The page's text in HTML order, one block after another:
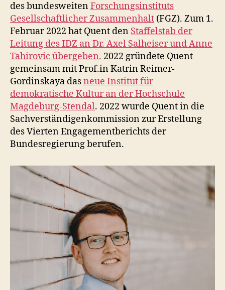
des bundesweitenForschungsinstituts
Gesellschaftlicher Zusammenhalt (FGZ). Zum 1.
Februar 2022 hat Quent den Staffelstab der
Leitung des IDZ an Dr. Axel Salheiserund Anne
Tahirovic übergeben. 2022 gründete Quent
gemeinsam mit Prof.in Katrin Reimer-
Gordinskaya dasneue Institut für
demokratische Kultur an der Hochschule
Magdeburg-Stendal. 2022 wurde Quent in die
Sachverständigenkommission zur Erstellung
des Vierten Engagementberichts der
Bundesregierung berufen.